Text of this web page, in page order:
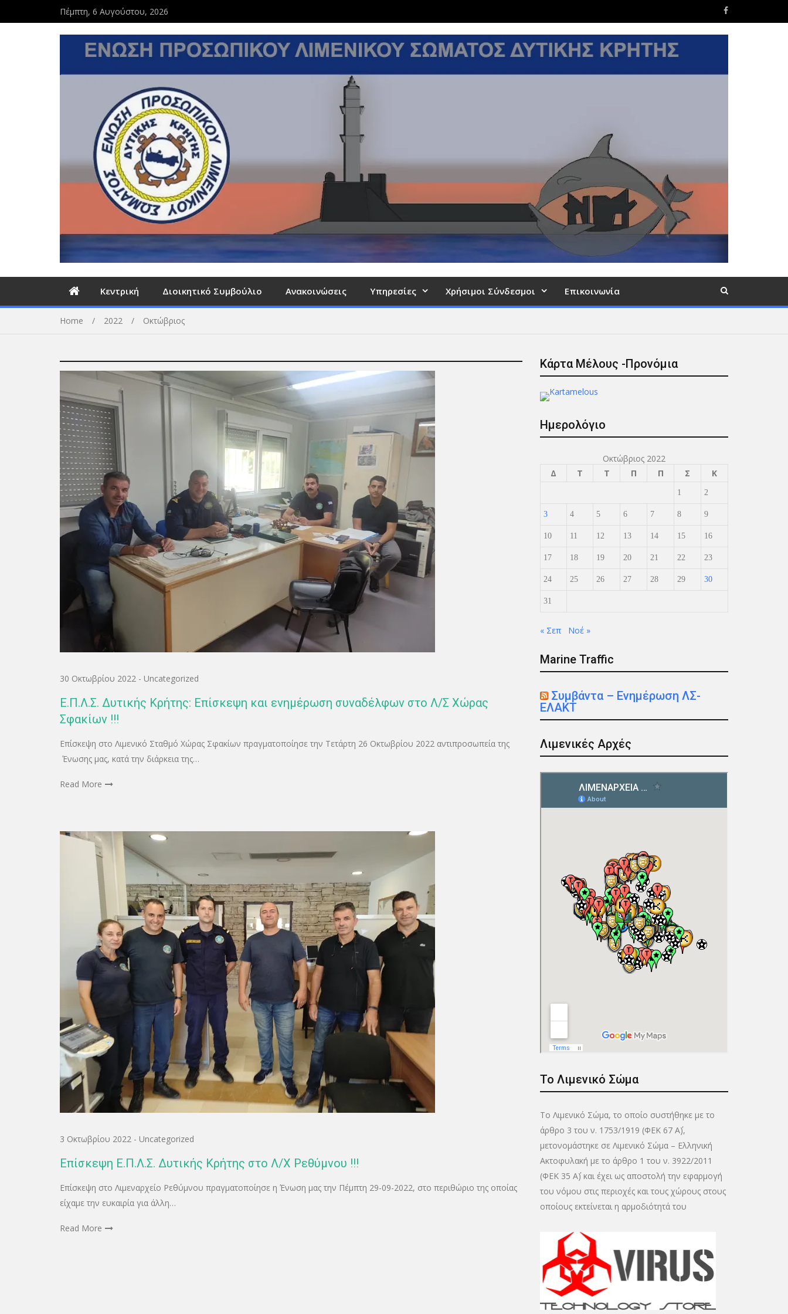
Πέμπτη, 6 Αυγούστου, 2026
Κεντρική Διοικητικό Συμβούλιο Ανακοινώσεις Υπηρεσίες Χρήσιμοι Σύνδεσμοι Επικοινωνία
Home 2022 Οκτώβριος
30 Οκτωβρίου 2022 - Uncategorized
Ε.Π.Λ.Σ. Δυτικής Κρήτης: Επίσκεψη και ενημέρωση συναδέλφων στο Λ/Σ Χώρας
Σφακίων !!!
Επίσκεψη στο Λιμενικό Σταθμό Χώρας Σφακίων πραγματοποίησε την Τετάρτη 26 Οκτωβρίου 2022 αντιπροσωπεία της
Ένωσης μας, κατά την διάρκεια της…
Read More
3 Οκτωβρίου 2022 - Uncategorized
Επίσκεψη Ε.Π.Λ.Σ. Δυτικής Κρήτης στο Λ/Χ Ρεθύμνου !!!
Επίσκεψη στο Λιμεναρχείο Ρεθύμνου πραγματοποίησε η Ένωση μας την Πέμπτη 29-09-2022, στο περιθώριο της οποίας
είχαμε την ευκαιρία για άλλη…
Read More
Κάρτα Μέλους -Προνόμια
Ημερολόγιο
Οκτώβριος 2022
Δ
Τ Τ Π Π Σ Κ
1 2
3 4 5 6 7 8 9
10 11 12 13 14 15 16
17 18 19 20 21 22 23
24 25 26 27 28 29 30
31
« Σεπ Νοέ »
Marine Traffic
Συμβάντα – Ενημέρωση ΛΣ-
ΕΛΑΚΤ
Λιμενικές Αρχές
Το Λιμενικό Σώμα
Το Λιμενικό Σώμα, το οποίο συστήθηκε με το
άρθρο 3 του ν. 1753/1919 (ΦΕΚ 67 Α΄),
μετονομάστηκε σε Λιμενικό Σώμα – Ελληνική
Ακτοφυλακή με το άρθρο 1 του ν. 3922/2011
(ΦΕΚ 35 Α΄) και έχει ως αποστολή την εφαρμογή
του νόμου στις περιοχές και τους χώρους στους
οποίους εκτείνεται η αρμοδιότητά του